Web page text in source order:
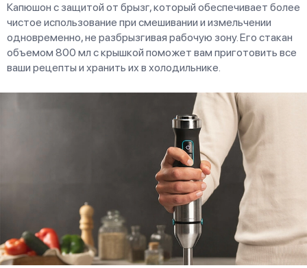
Капюшон с защитой от брызг, который обеспечивает более
чистое использование при смешивании и измельчении
одновременно, не разбрызгивая рабочую зону. Его стакан
объемом 800 мл с крышкой поможет вам приготовить все
ваши рецепты и хранить их в холодильнике.